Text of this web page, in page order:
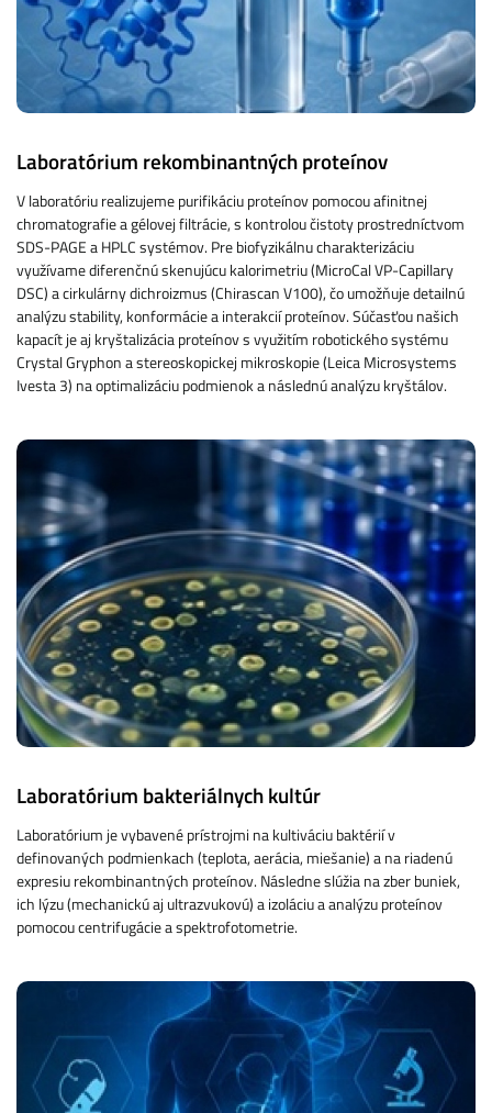
Laboratórium rekombinantných proteínov
V laboratóriu realizujeme purifikáciu proteínov pomocou afinitnej
chromatografie a gélovej filtrácie, s kontrolou čistoty prostredníctvom
SDS-PAGE a HPLC systémov. Pre biofyzikálnu charakterizáciu
využívame diferenčnú skenujúcu kalorimetriu (MicroCal VP-Capillary
DSC) a cirkulárny dichroizmus (Chirascan V100), čo umožňuje detailnú
analýzu stability, konformácie a interakcií proteínov. Súčasťou našich
kapacít je aj kryštalizácia proteínov s využitím robotického systému
Crystal Gryphon a stereoskopickej mikroskopie (Leica Microsystems
Ivesta 3) na optimalizáciu podmienok a následnú analýzu kryštálov.
Laboratórium bakteriálnych kultúr
Laboratórium je vybavené prístrojmi na kultiváciu baktérií v
definovaných podmienkach (teplota, aerácia, miešanie) a na riadenú
expresiu rekombinantných proteínov. Následne slúžia na zber buniek,
ich lýzu (mechanickú aj ultrazvukovú) a izoláciu a analýzu proteínov
pomocou centrifugácie a spektrofotometrie.